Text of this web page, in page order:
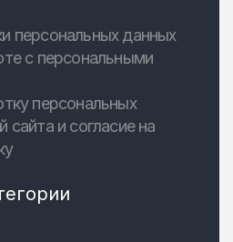
персональных данных
с персональными
персональных
сайта и согласие на